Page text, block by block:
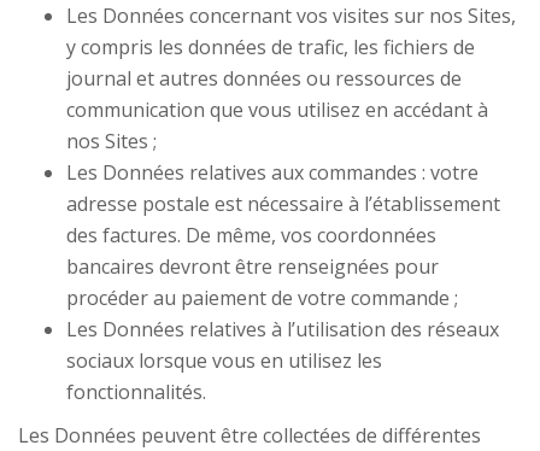
Les Données concernant vos visites sur nos Sites,
y compris les données de trafic, les fichiers de
journal et autres données ou ressources de
communication que vous utilisez en accédant à
nos Sites ;
Les Données relatives aux commandes : votre
adresse postale est nécessaire à l’établissement
des factures. De même, vos coordonnées
bancaires devront être renseignées pour
procéder au paiement de votre commande ;
Les Données relatives à l’utilisation des réseaux
sociaux lorsque vous en utilisez les
fonctionnalités.
Les Données peuvent être collectées de différentes